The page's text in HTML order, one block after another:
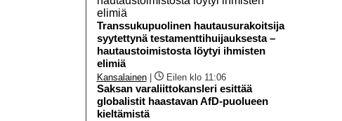
Transsukupuolinen hautausurakoitsija
syytettynä testamenttihuijauksesta –
hautaustoimistosta löytyi ihmisten
elimiä
Kansalainen| Eilen klo 11:06
Saksan varaliittokansleri esittää
globalistit haastavan AfD-puolueen
kieltämistä